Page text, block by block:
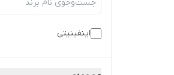
اینفینیتی